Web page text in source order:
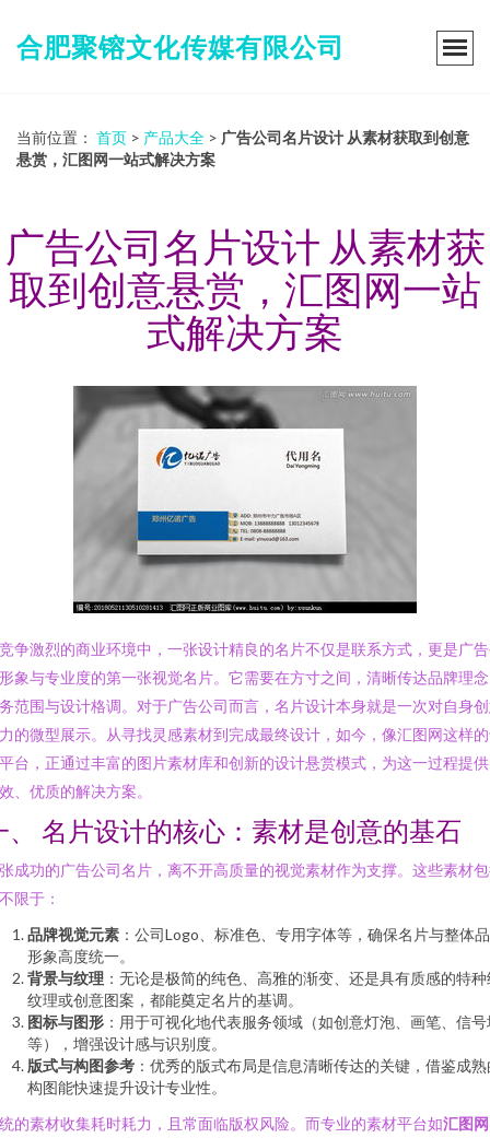
合肥聚镕文化传媒有限公司
当前位置： 首页 > 产品大全 > 广告公司名片设计 从素材获取到创意
悬赏，汇图网一站式解决方案
广告公司名片设计 从素材获
取到创意悬赏，汇图网一站
式解决方案
争激烈的商业环境中，一张设计精良的名片不仅是联系方式，更是广
象与专业度的第一张视觉名片。它需要在方寸之间，清晰传达品牌理
范围与设计格调。对于广告公司而言，名片设计本身就是一次对自身
的微型展示。从寻找灵感素材到完成最终设计，如今，像汇图网这样
台，正通过丰富的图片素材库和创新的设计悬赏模式，为这一过程提
、优质的解决方案。
、 名片设计的核心：素材是创意的基石
成功的广告公司名片，离不开高质量的视觉素材作为支撑。这些素材
限于：
品牌视觉元素 ：公司Logo、标准色、专用字体等，确保名片与整体
形象高度统一。
背景与纹理 ：无论是极简的纯色、高雅的渐变、还是具有质感的特种
纹理或创意图案，都能奠定名片的基调。
图标与图形 ：用于可视化地代表服务领域（如创意灯泡、画笔、信号
等），增强设计感与识别度。
版式与构图参考 ：优秀的版式布局是信息清晰传达的关键，借鉴成熟
构图能快速提升设计专业性。
的素材收集耗时耗力，且常面临版权风险。而专业的素材平台如汇图网